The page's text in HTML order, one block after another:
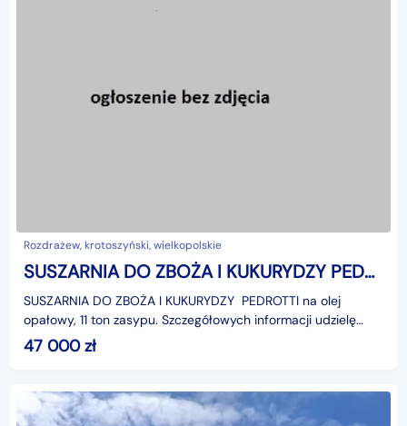
Rozdrażew, krotoszyński, wielkopolskie
SUSZARNIA DO ZBOŻA I KUKURYDZY PEDROTTI
SUSZARNIA DO ZBOŻA I KUKURYDZY PEDROTTI na olej
opałowy, 11 ton zasypu. Szczegółowych informacji udzielę
telefonicznie 503-961-423. Wielkopolska
47 000zł